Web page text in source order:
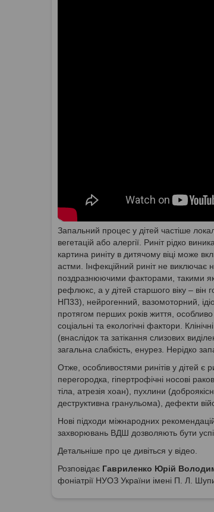
Запальний процес y дітей частіше
вегетацій або алергії. Риніт рідко
картина риніту в дитячому віці може
астми. Інфекційний риніт не виключає
поздразнюючими факторами, такими як
рефлюкс, a у дітей старшого віку – він
HП33), нейрогенний, вазомоторний,
протягом перших років життя, особливо
соціальні та екологічні фактори.
(внаслідок та затікання слизових
загальна слабкість, енурез. Нерідко
Отже, особливостями ринітів у дітей
перегородка, гіпертрофічні носові
тіла, атрезія хоан), пухлини
деструктивна гранульома), дефекти
Нові підходи міжнародних
захворювань ВДШ дозволяють бути
Детальніше про це дивіться у відео.
Розповідає Гавриленко Юрій
фоніатрії НУОЗ України імені П. Л.